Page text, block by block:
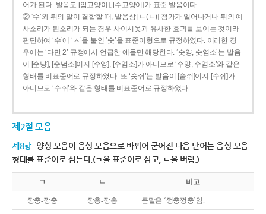
어가 된다. 발음도 [암고양이], [수고양이]가 표준 발음이다.
② ‘수’와 뒤의 말이 결합할 때, 발음상 [ㄴ(ㄴ)] 첨가가 일어나거나 뒤의 예
사소리가 된소리가 되는 경우 사이시옷과 유사한 효과를 보이는 것이라
판단하여 ‘수’에 ‘ㅅ’을 붙인 ‘숫’을 표준어형으로 규정하였다. 이러한 경
우에는 ‘다만 2’ 규정에서 언급한 예들만 해당한다. ‘숫양, 숫염소’는 발음
이 [순냥], [순념소]이지 [수양], [수염소]가 아니므로 ‘수양, 수염소’와 같은
형태를 비표준어로 규정하였다. 또 ‘숫쥐’는 발음이 [숟쮜]이지 [수쥐]가
아니므로 ‘수쥐’와 같은 형태를 비표준어로 규정하였다.
제2절 모음
제8항 양성 모음이 음성 모음으로 바뀌어 굳어진 다음 단어는 음성 모음
형태를 표준어로 삼는다.(ㄱ을 표준어로 삼고, ㄴ을 버림.)
ㄱ ㄴ 비고
깡충-깡충 깡총-깡총 큰말은 ‘껑충껑충’임.